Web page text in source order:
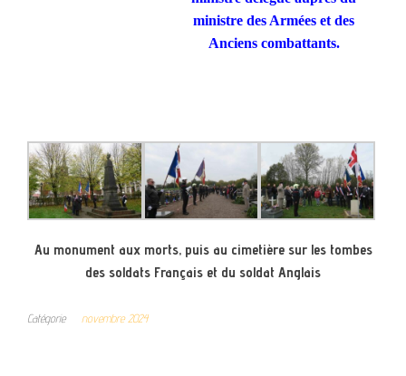
ministre des Armées et des
Anciens combattants.
Au monument aux morts, puis au cimetière sur les tombes
des soldats Français et du soldat Anglais
Catégorie novembre 2024